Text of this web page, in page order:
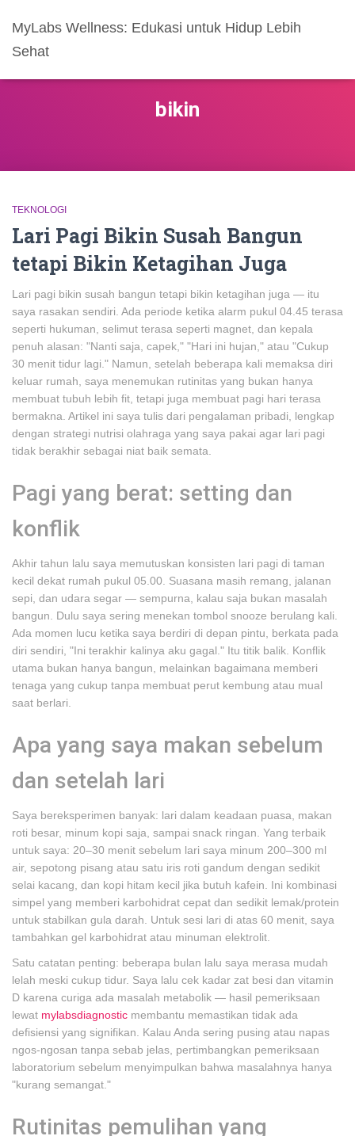
MyLabs Wellness: Edukasi untuk Hidup Lebih
Sehat
bikin
TEKNOLOGI
Lari Pagi Bikin Susah Bangun
tetapi Bikin Ketagihan Juga
Lari pagi bikin susah bangun tetapi bikin ketagihan juga — itu
saya rasakan sendiri. Ada periode ketika alarm pukul 04.45 terasa
seperti hukuman, selimut terasa seperti magnet, dan kepala
penuh alasan: "Nanti saja, capek," "Hari ini hujan," atau "Cukup
30 menit tidur lagi." Namun, setelah beberapa kali memaksa diri
keluar rumah, saya menemukan rutinitas yang bukan hanya
membuat tubuh lebih fit, tetapi juga membuat pagi hari terasa
bermakna. Artikel ini saya tulis dari pengalaman pribadi, lengkap
dengan strategi nutrisi olahraga yang saya pakai agar lari pagi
tidak berakhir sebagai niat baik semata.
Pagi yang berat: setting dan
konflik
Akhir tahun lalu saya memutuskan konsisten lari pagi di taman
kecil dekat rumah pukul 05.00. Suasana masih remang, jalanan
sepi, dan udara segar — sempurna, kalau saja bukan masalah
bangun. Dulu saya sering menekan tombol snooze berulang kali.
Ada momen lucu ketika saya berdiri di depan pintu, berkata pada
diri sendiri, "Ini terakhir kalinya aku gagal." Itu titik balik. Konflik
utama bukan hanya bangun, melainkan bagaimana memberi
tenaga yang cukup tanpa membuat perut kembung atau mual
saat berlari.
Apa yang saya makan sebelum
dan setelah lari
Saya bereksperimen banyak: lari dalam keadaan puasa, makan
roti besar, minum kopi saja, sampai snack ringan. Yang terbaik
untuk saya: 20–30 menit sebelum lari saya minum 200–300 ml
air, sepotong pisang atau satu iris roti gandum dengan sedikit
selai kacang, dan kopi hitam kecil jika butuh kafein. Ini kombinasi
simpel yang memberi karbohidrat cepat dan sedikit lemak/protein
untuk stabilkan gula darah. Untuk sesi lari di atas 60 menit, saya
tambahkan gel karbohidrat atau minuman elektrolit.
Satu catatan penting: beberapa bulan lalu saya merasa mudah
lelah meski cukup tidur. Saya lalu cek kadar zat besi dan vitamin
D karena curiga ada masalah metabolik — hasil pemeriksaan
lewat mylabsdiagnostic membantu memastikan tidak ada
defisiensi yang signifikan. Kalau Anda sering pusing atau napas
ngos-ngosan tanpa sebab jelas, pertimbangkan pemeriksaan
laboratorium sebelum menyimpulkan bahwa masalahnya hanya
"kurang semangat."
Rutinitas pemulihan yang